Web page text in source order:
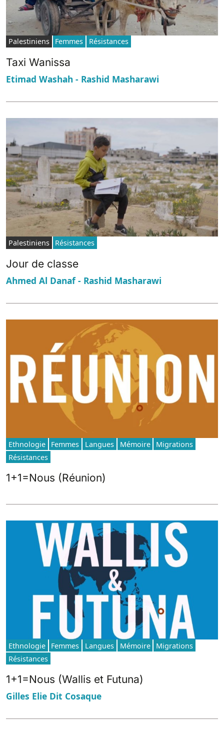
Palestiniens Femmes Résistances
Taxi Wanissa
Etimad Washah - Rashid Masharawi
Palestiniens Résistances
Jour de classe
Ahmed Al Danaf - Rashid Masharawi
Ethnologie Femmes Langues Mémoire
Migrations
Résistances
1+1=Nous (Réunion)
Ethnologie Femmes Langues Mémoire
Migrations
Résistances
1+1=Nous (Wallis et Futuna)
Gilles Elie Dit Cosaque